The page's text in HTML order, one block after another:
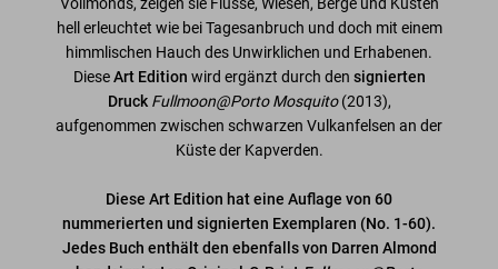
hell erleuchtet wie bei Tagesanbruch und doch mit einem
himmlischen Hauch des Unwirklichen und Erhabenen.
DieseArt Edition wird ergänzt durch den signierten
Druck Fullmoon@Porto Mosquito(2013),
aufgenommen zwischen schwarzen Vulkanfelsen an der
Küste der Kapverden.
Diese Art Edition hat eine Auflage von 60
nummerierten und signierten Exemplaren (No. 1-60).
Jedes Buch enthält den ebenfalls von Darren Almond